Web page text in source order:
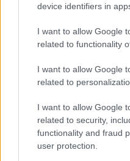
device identifiers in
I want to allow Google
related to functionality
I want to allow Google
related to
I want to allow Google
related to security,
functionality and fraud
user protection.
CinemaKlub
Mit nézünk ma? -
Nincs kedved több mint
Semmit sem szeretnél
elhagynod a lakást? Miért
és az RTL csatornái